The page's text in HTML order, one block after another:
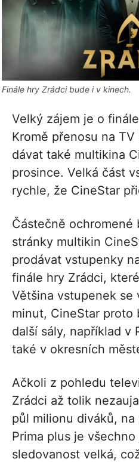
Finále hry Zrádci bude i v kinech.
Velký zájem je o
Kromě přenosu na
dávat také multikina
prosince. Velká část
rychle, že CineStar
Částečně ochromené
stránky multikin
prodávat vstupenky
finále hry Zrádci,
Většina vstupenek se
minut, CineStar proto
další sály, například v
také v okresních
Ačkoli z pohledu
Zrádci až tolik
půl milionu diváků,
Prima plus je
sledovanost velká,